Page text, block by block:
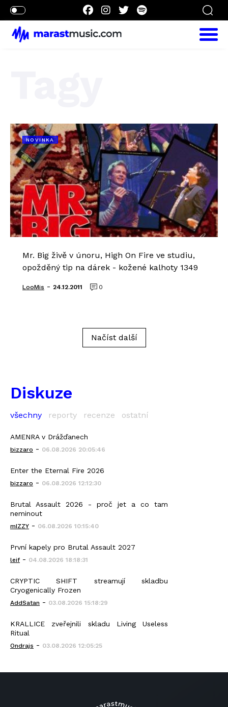
NOVINKA
Mr. Big živě v únoru, High On Fire ve studiu,
opožděný tip na dárek - kožené kalhoty 1349
LooMis - 24.12.2011 0
Načíst další
Diskuze
všechny reporty recenze ostatní
AMENRA v Drážďanech
bizzaro - 06.08.2026 20:05:46
Enter the Eternal Fire 2026
bizzaro - 06.08.2026 12:12:30
Brutal Assault 2026 - proč jet a co tam
neminout
mIZZY - 06.08.2026 10:15:40
První kapely pro Brutal Assault 2027
leif - 04.08.2026 18:18:31
CRYPTIC SHIFT streamují skladbu
Cryogenically Frozen
AddSatan - 03.08.2026 15:18:29
KRALLICE zveřejnili skladu Living Useless
Ritual
Ondrajs - 03.08.2026 12:05:25